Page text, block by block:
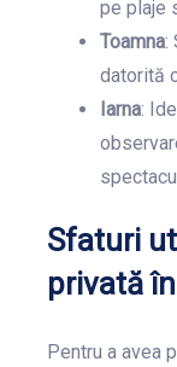
pe plaje
Toamna:
datorită
Iarna:
Sfaturi
privată
Pentru a avea